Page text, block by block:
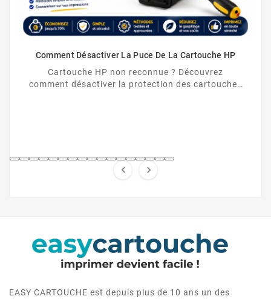
Comment Désactiver La Puce De La Cartouche HP
Cartouche HP non reconnue ? Découvrez
comment désactiver la protection des cartouches
 
EASY CARTOUCHE est depuis plus de 10 ans un des